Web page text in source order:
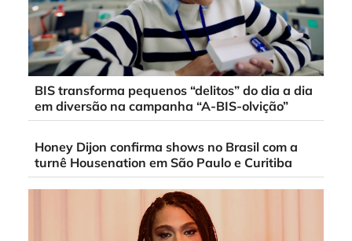
BIS transforma pequenos “delitos” do dia a dia
em diversão na campanha “A-BIS-olvição”
Honey Dijon confirma shows no Brasil com a
turnê Housenation em São Paulo e Curitiba